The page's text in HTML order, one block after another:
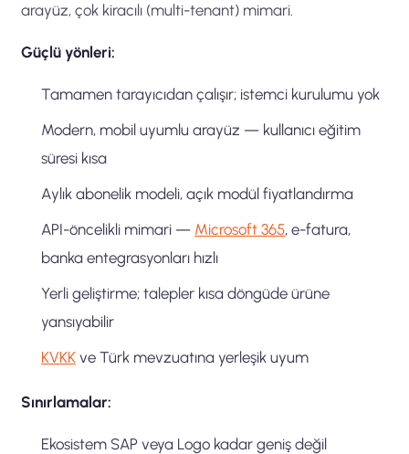
arayüz, çok kiracılı (multi-tenant) mimari.
Güçlü yönleri:
Tamamen tarayıcıdan çalışır; istemci kurulumu yok
Modern, mobil uyumlu arayüz — kullanıcı eğitim
süresi kısa
Aylık abonelik modeli, açık modül fiyatlandırma
API-öncelikli mimari — Microsoft 365, e-fatura,
banka entegrasyonları hızlı
Yerli geliştirme; talepler kısa döngüde ürüne
yansıyabilir
KVKK ve Türk mevzuatına yerleşik uyum
Sınırlamalar:
Ekosistem SAP veya Logo kadar geniş değil